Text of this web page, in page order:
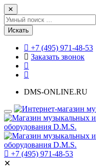
✕
Искать
+7 (495) 971-48-53
Заказать звонок
DMS-ONLINE.RU
+7 (495) 971-48-53
✕